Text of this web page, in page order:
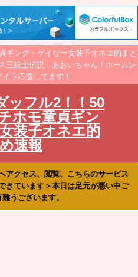
ギング・ゲイなー女装子オネエ的まと
三銃士伝説！あおいちゃん！ホームレ
ラ応援してます！
ッフル2！！50
ホモ童貞ギン
装子オネエ的
速報
アクセス、閲覧、こちらのサービス
きています＞本日は足元が悪い中ご
うございます。